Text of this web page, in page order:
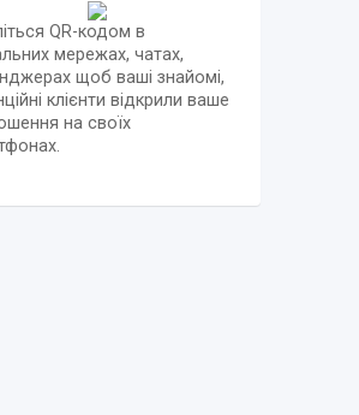
QR-кодом в
мережах, чатах,
щоб ваші знайомі,
клієнти відкрили ваше
на своїх